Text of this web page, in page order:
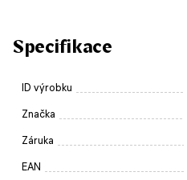
Specifikace
ID výrobku
Značka
Záruka
EAN